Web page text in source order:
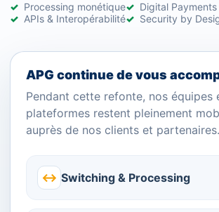
Processing monétique
Digital Payments
APIs & Interopérabilité
Security by
APG continue de vous
Pendant cette refonte, nos équipes
plateformes restent pleinement
auprès de nos clients et partenaires.
↔ Switching & Processing